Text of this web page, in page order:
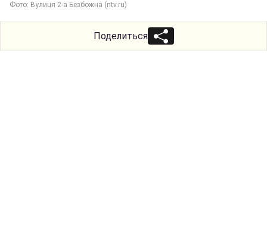
Фото: Вулиця 2-а Безбожна (ntv.ru)
Поделиться